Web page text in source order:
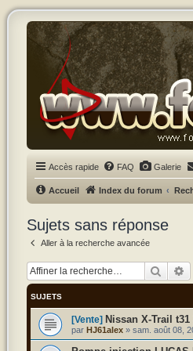
Accès rapide FAQ Galerie
Accueil Index du forum
Sujets sans réponse
Aller à la recherche avancée
SUJETS
[Vente] Nissan X-Trail
par HJ61alex» sam. août 08,